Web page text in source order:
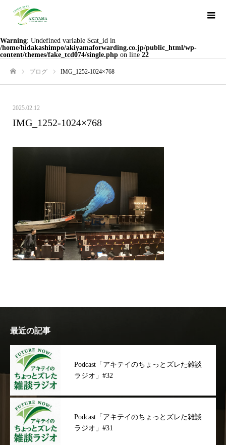
Warning: Undefined variable $cat_id in
/home/hidakashimpo/akiyamaforwarding.co.jp/public_html/wp-
content/themes/fake_tcd074/single.php on line 22
ブログ IMG_1252-1024×768
2025.02.12
IMG_1252-1024×768
最近の記事
Podcast「アキテイのちょっとズレた雑談
ラジオ」#32
Podcast「アキテイのちょっとズレた雑談
ラジオ」#31